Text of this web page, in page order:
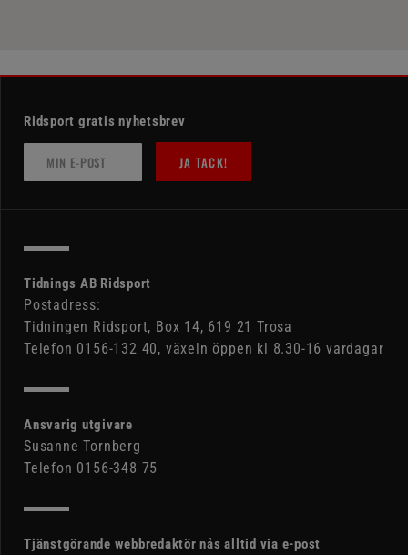
Ridsport gratis nyhetsbrev
JA TACK!
Tidnings AB Ridsport
Postadress:
Tidningen Ridsport, Box 14, 619 21 Trosa
Telefon 0156-132 40, växeln öppen kl 8.30-16 vardagar
Ansvarig utgivare
Susanne Tornberg
Telefon 0156-348 75
Tjänstgörande webbredaktör nås alltid via e-post